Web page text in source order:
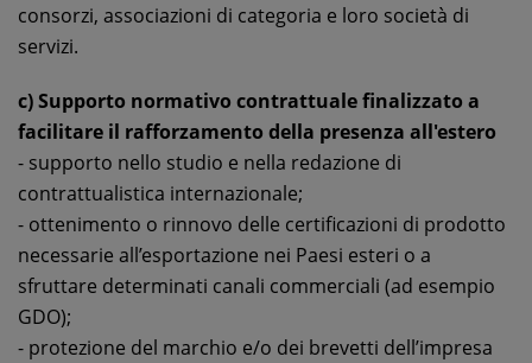
consorzi, associazioni di categoria e loro società di
servizi.
c) Supporto normativo contrattuale finalizzato a
facilitare il rafforzamento della presenza all'estero
- supporto nello studio e nella redazione di
contrattualistica internazionale;
- ottenimento o rinnovo delle certificazioni di prodotto
necessarie all’esportazione nei Paesi esteri o a
sfruttare determinati canali commerciali (ad esempio
GDO);
- protezione del marchio e/o dei brevetti dell’impresa